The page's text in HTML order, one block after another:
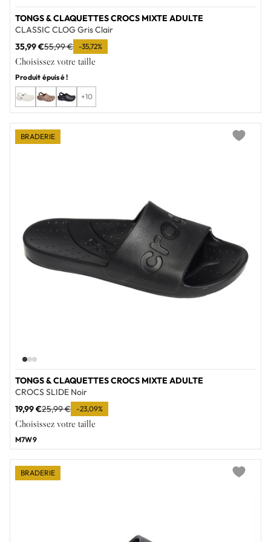
TONGS & CLAQUETTES CROCS MIXTE ADULTE
CLASSIC CLOG Gris Clair
35,99 €55,99 € -35,72%
Choisissez votre taille
Produit épuisé !
+10
TONGS & CLAQUETTES CROCS MIXTE ADULTE
CROCS SLIDE Noir
19,99 €25,99 € -23,09%
Choisissez votre taille
M7W9
BRADERIE
BRADERIE